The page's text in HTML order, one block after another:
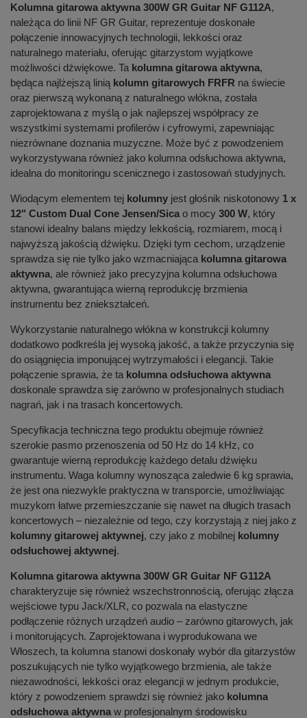
Kolumna gitarowa aktywna 300W GR Guitar NF G112A,
należąca do linii NF GR Guitar, reprezentuje doskonałe
połączenie innowacyjnych technologii, lekkości oraz
naturalnego materiału, oferując gitarzystom wyjątkowe
możliwości dźwiękowe. Ta kolumna gitarowa aktywna,
będąca najlżejszą linią kolumn gitarowych FRFR na świecie
oraz pierwszą wykonaną z naturalnego włókna, została
zaprojektowana z myślą o jak najlepszej współpracy ze
wszystkimi systemami profilerów i cyfrowymi, zapewniając
niezrównane doznania muzyczne. Może być z powodzeniem
wykorzystywana również jako kolumna odsłuchowa aktywna,
idealna do monitoringu scenicznego i zastosowań studyjnych.
Wiodącym elementem tej kolumny jest głośnik niskotonowy 1 x
12" Custom Dual Cone Jensen/Sica o mocy 300 W, który
stanowi idealny balans między lekkością, rozmiarem, mocą i
najwyższą jakością dźwięku. Dzięki tym cechom, urządzenie
sprawdza się nie tylko jako wzmacniająca kolumna gitarowa
aktywna, ale również jako precyzyjna kolumna odsłuchowa
aktywna, gwarantująca wierną reprodukcję brzmienia
instrumentu bez zniekształceń.
Wykorzystanie naturalnego włókna w konstrukcji kolumny
dodatkowo podkreśla jej wysoką jakość, a także przyczynia się
do osiągnięcia imponującej wytrzymałości i elegancji. Takie
połączenie sprawia, że ta kolumna odsłuchowa aktywna
doskonale sprawdza się zarówno w profesjonalnych studiach
nagrań, jak i na trasach koncertowych.
Specyfikacja techniczna tego produktu obejmuje również
szerokie pasmo przenoszenia od 50 Hz do 14 kHz, co
gwarantuje wierną reprodukcję każdego detalu dźwięku
instrumentu. Waga kolumny wynosząca zaledwie 6 kg sprawia,
że jest ona niezwykle praktyczna w transporcie, umożliwiając
muzykom łatwe przemieszczanie się nawet na długich trasach
koncertowych – niezależnie od tego, czy korzystają z niej jako z
kolumny gitarowej aktywnej, czy jako z mobilnej kolumny
odsłuchowej aktywnej.
Kolumna gitarowa aktywna 300W GR Guitar NF G112A
charakteryzuje się również wszechstronnością, oferując złącza
wejściowe typu Jack/XLR, co pozwala na elastyczne
podłączenie różnych urządzeń audio – zarówno gitarowych, jak
i monitorujących. Zaprojektowana i wyprodukowana we
Włoszech, ta kolumna stanowi doskonały wybór dla gitarzystów
poszukujących nie tylko wyjątkowego brzmienia, ale także
niezawodności, lekkości oraz elegancji w jednym produkcie,
który z powodzeniem sprawdzi się również jako kolumna
odsłuchowa aktywna w profesjonalnym środowisku